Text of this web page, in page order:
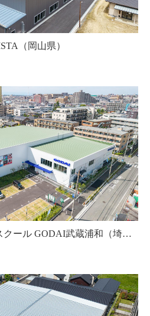
（岡山県）
学校法人五大 インドアスクール GODAI武蔵浦和（埼玉県）